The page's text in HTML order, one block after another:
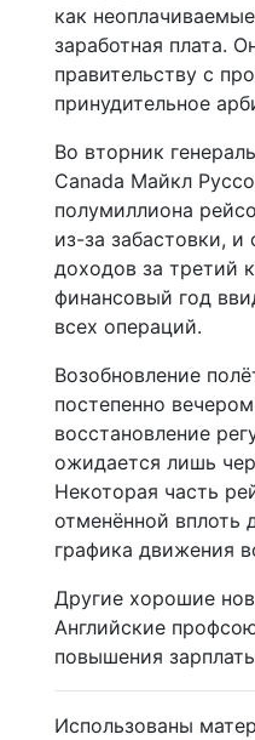
как
заработная плата.
правительству с
принудительное
Во вторник
Canada Майкл
полумиллиона
из-за забастовки,
доходов за третий
финансовый год
всех операций.
Возобновление
постепенно
восстановление
ожидается лишь
Некоторая часть
отменённой вплоть
графика движения
Другие хорошие
Английские
повышения
Использованы